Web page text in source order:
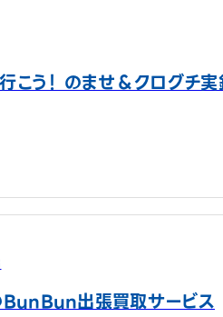
こう！ のませ＆クログチ実
BunBun出張買取サービス